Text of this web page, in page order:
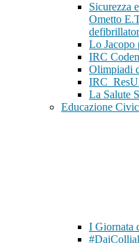
Sicurezza
Ometto
Lo Jacopo
IRC
Olimpiadi
La Salute
Educazione
I Giornata